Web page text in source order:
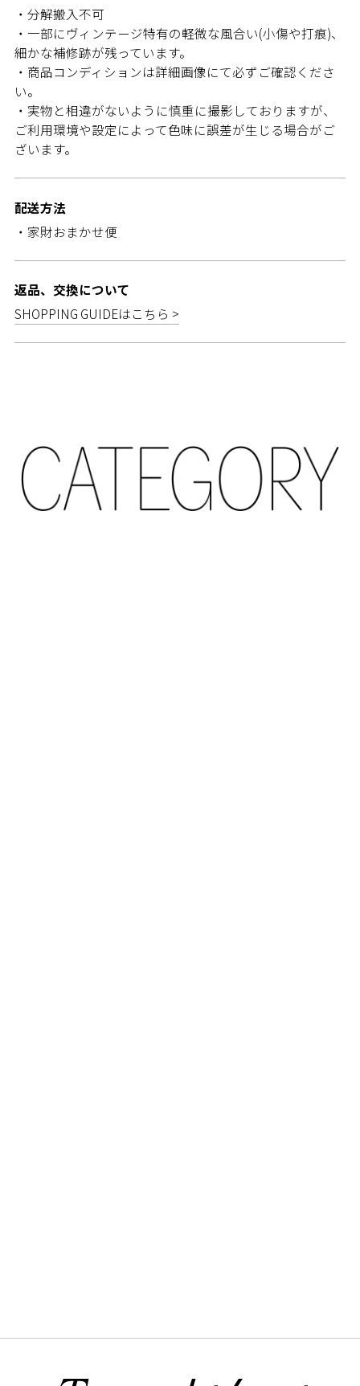
・分解搬入不可
・一部にヴィンテージ特有の軽微な風合い(小傷や打痕)、
細かな補修跡が残っています。
・商品コンディションは詳細画像にて必ずご確認くださ
い。
・実物と相違がないように慎重に撮影しておりますが、
ご利用環境や設定によって色味に誤差が生じる場合がご
ざいます。
配送方法
・家財おまかせ便
返品、交換について
SHOPPING GUIDEはこちら >